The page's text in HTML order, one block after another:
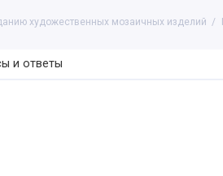
художественных мозаичных изделий
и ответы